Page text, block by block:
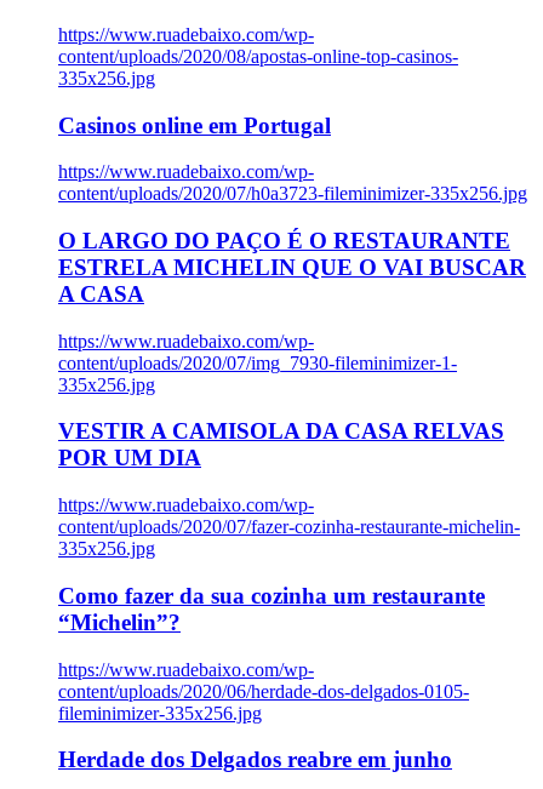
https://www.ruadebaixo.com/wp-
content/uploads/2020/08/apostas-online-top-casinos-
335x256.jpg
Casinos online em Portugal
https://www.ruadebaixo.com/wp-
content/uploads/2020/07/h0a3723-fileminimizer-335x256.jpg
O LARGO DO PAÇO É O RESTAURANTE
ESTRELA MICHELIN QUE O VAI BUSCAR
A CASA
https://www.ruadebaixo.com/wp-
content/uploads/2020/07/img_7930-fileminimizer-1-
335x256.jpg
VESTIR A CAMISOLA DA CASA RELVAS
POR UM DIA
https://www.ruadebaixo.com/wp-
content/uploads/2020/07/fazer-cozinha-restaurante-michelin-
335x256.jpg
Como fazer da sua cozinha um restaurante
“Michelin”?
https://www.ruadebaixo.com/wp-
content/uploads/2020/06/herdade-dos-delgados-0105-
fileminimizer-335x256.jpg
Herdade dos Delgados reabre em junho